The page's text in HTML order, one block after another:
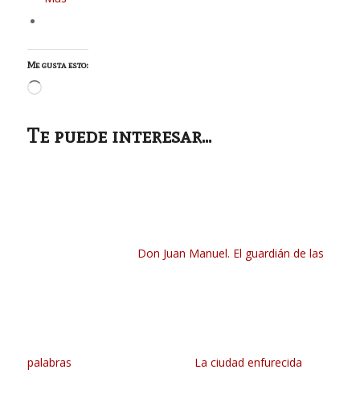
Me gusta esto:
Cargando...
Te puede interesar...
Don Juan Manuel. El guardián de las
palabras La ciudad enfurecida